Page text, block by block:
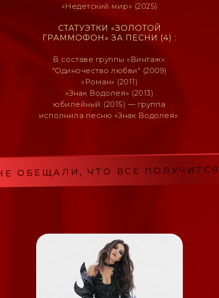
ЧТО ВСЕ
«Знак Водолея» (2013)
юбилейный (2015) — группа
исполнила песню «Знак Водолея».
В составе группы «Винтаж»:
"Одиночество любви" (2009)
«Роман» (2011)
СТАТУЭТКИ «ЗОЛОТОЙ
ГРАММОФОН» ЗА ПЕСНИ (4) :
«Недетский мир» (2025)